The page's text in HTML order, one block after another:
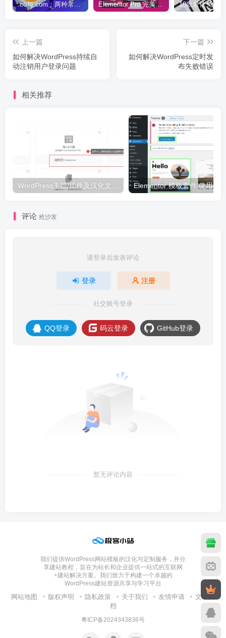
Elementor Pro 完美汉化中文版（含全套模板）|可视化编辑页面自定义设计WordPress插件
上一篇
如何解决WordPress持续自
动注销用户登录问题
下一篇
如何解决WordPress定时发
布失败错误
相关推荐
评论 抢沙发
请登录后发表评论
登录 注册
社交账号登录
QQ登录 码云登录 GitHub登录
暂无评论内容
我们提供WordPress网站模板的汉化与定制服务，并分
享建站教程，旨在为站长和企业提供一站式的互联网
+建站解决方案。我们致力于构建一个卓越的
WordPress建站资源共享与学习平台
网站地图 版权声明 隐私政策 关于我们 友情申请
文章归
档
粤ICP备2024343836号